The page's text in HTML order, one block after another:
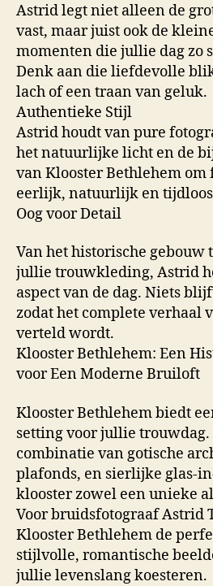
Astrid legt niet alleen de
vast, maar juist ook de
momenten die jullie dag zo
Denk aan die liefdevolle
lach of een traan van geluk.
Authentieke Stijl
Astrid houdt van pure
het natuurlijke licht en de
van Klooster Bethlehem om
eerlijk, natuurlijk en
Oog voor Detail
Van het historische gebouw
jullie trouwkleding, Astrid
aspect van de dag. Niets
zodat het complete
verteld wordt.
Klooster Bethlehem: Een
voor Een Moderne Bruiloft
Klooster Bethlehem biedt
setting voor jullie trouwdag.
combinatie van gotische
plafonds, en sierlijke glas-
klooster zowel een unieke
Voor bruidsfotograaf Astrid
Klooster Bethlehem de
stijlvolle, romantische
jullie levenslang koesteren.